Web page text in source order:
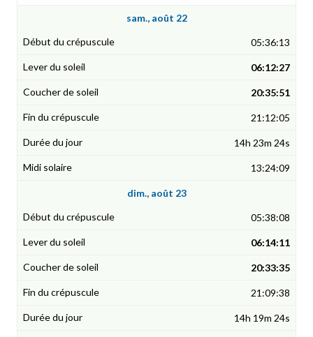
sam., août 22
05:36:13
06:12:27
20:35:51
21:12:05
14h 23m 24s
13:24:09
dim., août 23
05:38:08
06:14:11
20:33:35
21:09:38
14h 19m 24s